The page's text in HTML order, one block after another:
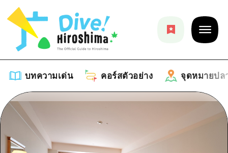
บทความเด่น คอร์สตัวอย่าง จุดหมายปล
รายการ
คอร์สตัวอย่าง